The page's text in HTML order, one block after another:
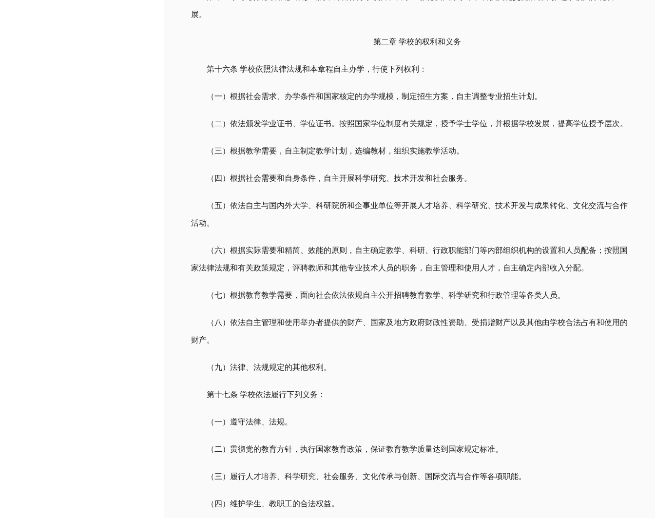
展。
第二章 学校的权利和义务
第十六条 学校依照法律法规和本章程自主办学，行使下列权利：
（一）根据社会需求、办学条件和国家核定的办学规模，制定招生方案，自主调整专业招生计划。
（二）依法颁发学业证书、学位证书。按照国家学位制度有关规定，授予学士学位，并根据学校发展，提高学位授予层次。
（三）根据教学需要，自主制定教学计划，选编教材，组织实施教学活动。
（四）根据社会需要和自身条件，自主开展科学研究、技术开发和社会服务。
（五）依法自主与国内外大学、科研院所和企事业单位等开展人才培养、科学研究、技术开发与成果转化、文化交流与合作
活动。
（六）根据实际需要和精简、效能的原则，自主确定教学、科研、行政职能部门等内部组织机构的设置和人员配备；按照国
家法律法规和有关政策规定，评聘教师和其他专业技术人员的职务，自主管理和使用人才，自主确定内部收入分配。
（七）根据教育教学需要，面向社会依法依规自主公开招聘教育教学、科学研究和行政管理等各类人员。
（八）依法自主管理和使用举办者提供的财产、国家及地方政府财政性资助、受捐赠财产以及其他由学校合法占有和使用的
财产。
（九）法律、法规规定的其他权利。
第十七条 学校依法履行下列义务：
（一）遵守法律、法规。
（二）贯彻党的教育方针，执行国家教育政策，保证教育教学质量达到国家规定标准。
（三）履行人才培养、科学研究、社会服务、文化传承与创新、国际交流与合作等各项职能。
（四）维护学生、教职工的合法权益。